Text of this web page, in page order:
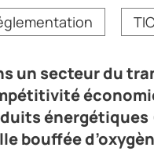
moment de la rédaction de
dernier, ne propose
photo AdobeStock
un secteur du
énergétiques
bouffée